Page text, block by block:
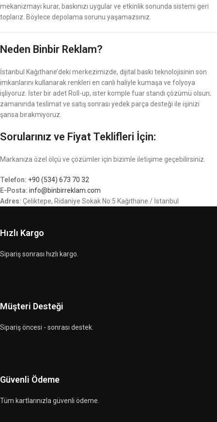
mekanizmayı kurar, baskınızı uygular ve etkinlik sonunda sistemi geri
toplarız. Böylece depolama sorunu yaşamazsınız.
Neden Binbir Reklam?
İstanbul Kağıthane’deki merkezimizde, dijital baskı teknolojisinin son
imkanlarını kullanarak renkleri en canlı haliyle kumaşa ve folyoya
işliyoruz. İster bir adet Roll-up, ister komple fuar standı çözümü olsun;
zamanında teslimat ve satış sonrası yedek parça desteği ile işinizi
şansa bırakmıyoruz.
Sorularınız ve Fiyat Teklifleri İçin:
Markanıza özel ölçü ve çözümler için bizimle iletişime geçebilirsiniz.
Telefon: +90 (534) 673 70 32
E-Posta: info@binbirreklam.com
Adres: Çeliktepe, Ridaniye Sokak No:5 Kağıthane / İstanbul
Hızlı Kargo
Sipariş sonrası hızlı kargo.
Müşteri Desteği
Sipariş öncesi - sonrası destek.
Güvenli Ödeme
Tüm kartlarınızla güvenli ödeme.